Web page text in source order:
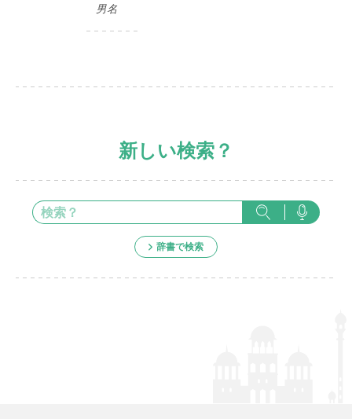
男名
新しい検索？
辞書で検索